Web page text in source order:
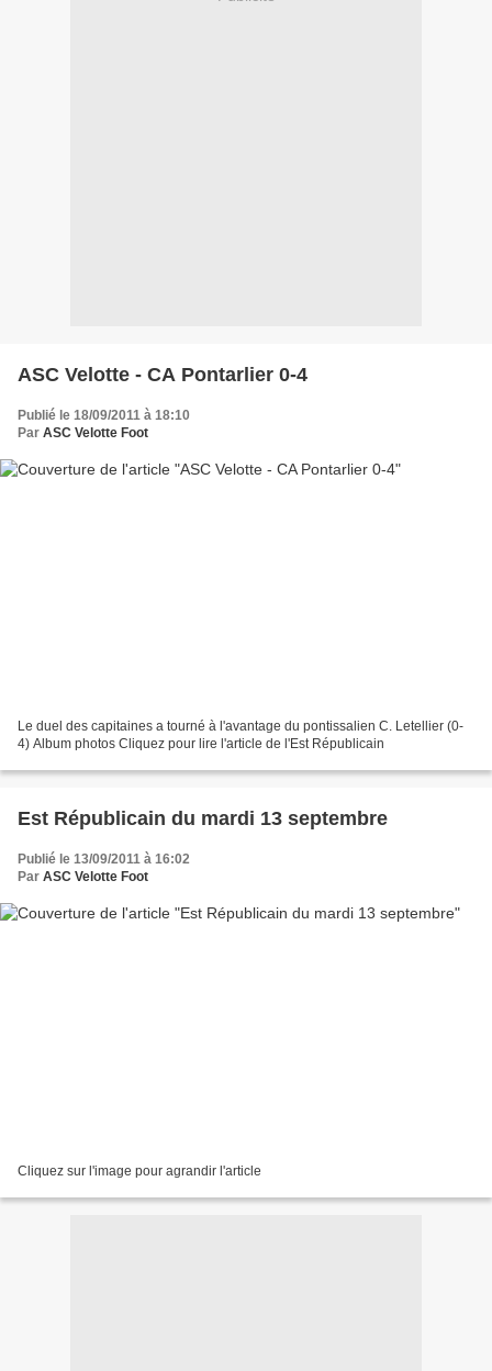
ASC Velotte - CA Pontarlier 0-4
Publié le 18/09/2011 à 18:10
Par ASC Velotte Foot
Le duel des capitaines a tourné à l'avantage du pontissalien C. Letellier (0-
4) Album photos Cliquez pour lire l'article de l'Est Républicain
Est Républicain du mardi 13 septembre
Publié le 13/09/2011 à 16:02
Par ASC Velotte Foot
Cliquez sur l'image pour agrandir l'article